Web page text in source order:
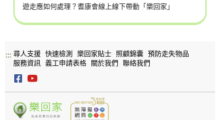
遊走應如何處理？耆康會線上線下帶動「樂回家」
::: 尋人支援 快速檢測 樂回家貼士 照顧錦囊
預防走失物品
服務資訊
義工申請表格 關於我們 聯絡我們